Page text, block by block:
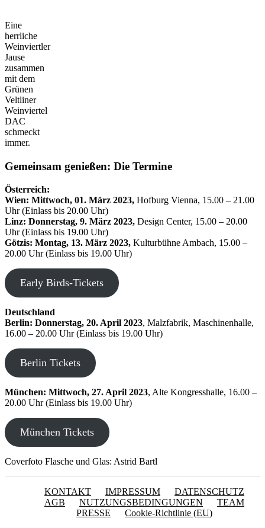
Eine
herrliche
Weinviertler
Jause
zusammen
mit dem
Grünen
Veltliner
Weinviertel
DAC
schmeckt
immer.
Gemeinsam genießen: Die Termine
Österreich:
Wien: Mittwoch, 01. März 2023, Hofburg Vienna, 15.00 – 21.00
Uhr (Einlass bis 20.00 Uhr)
Linz: Donnerstag, 9. März 2023, Design Center, 15.00 – 20.00
Uhr (Einlass bis 19.00 Uhr)
Götzis: Montag, 13. März 2023, Kulturbühne Ambach, 15.00 –
20.00 Uhr (Einlass bis 19.00 Uhr)
Early Birds-Tickets
Deutschland
Berlin: Donnerstag, 20. April 2023, Malzfabrik, Maschinenhalle,
16.00 – 20.00 Uhr (Einlass bis 19.00 Uhr)
Berlin Tickets
München: Mittwoch, 27. April 2023, Alte Kongresshalle, 16.00 –
20.00 Uhr (Einlass bis 19.00 Uhr)
München Tickets
Coverfoto Flasche und Glas: Astrid Bartl
KONTAKT IMPRESSUM
DATENSCHUTZ
AGB
NUTZUNGSBEDINGUNGEN
TEAM
PRESSE
Cookie-Richtlinie (EU)